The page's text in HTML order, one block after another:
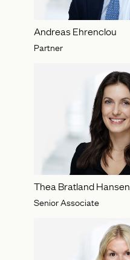
Andreas Ehrenclou
Partner
Thea Bratland Hansen
Senior Associate